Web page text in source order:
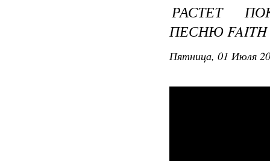
РАСТЕТ
ПЕСНЮ FAITH
Пятница, 01 Июля